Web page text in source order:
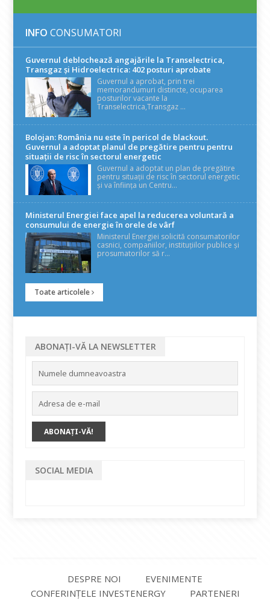
INFO CONSUMATORI
Guvernul deblochează angajările la Transelectrica,
Transgaz și Hidroelectrica: 402 posturi aprobate
Guvernul a aprobat, prin trei
memorandumuri distincte, ocuparea
posturilor vacante la
Transelectrica,Transgaz ...
Bolojan: România nu este în pericol de blackout.
Guvernul a adoptat planul de pregătire pentru pentru
situații de risc în sectorul energetic
Guvernul a adoptat un plan de pregătire
pentru situații de risc în sectorul energetic
și va înființa un Centru...
Ministerul Energiei face apel la reducerea voluntară a
consumului de energie în orele de vârf
Ministerul Energiei solicită consumatorilor
casnici, companiilor, instituțiilor publice și
prosumatorilor să r...
Toate articolele
ABONAȚI-VĂ LA NEWSLETTER
SOCIAL MEDIA
DESPRE NOI
EVENIMENTE
CONFERINȚELE INVESTENERGY
PARTENERI